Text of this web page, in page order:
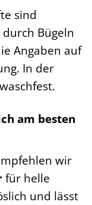
sind
Bügeln
Angaben auf
In der
am besten
wir
für helle
und lässt